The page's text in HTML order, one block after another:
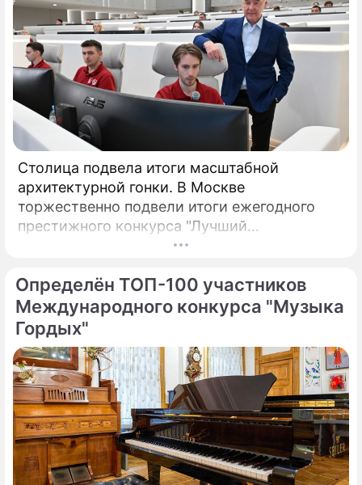
Столица подвела итоги масштабной
архитектурной гонки. В Москве
торжественно подвели итоги ежегодного
престижного конкурса "Лучший
реализованный проект в области
Определён ТОП-100 участников
Международного конкурса "Музыка
Гордых"